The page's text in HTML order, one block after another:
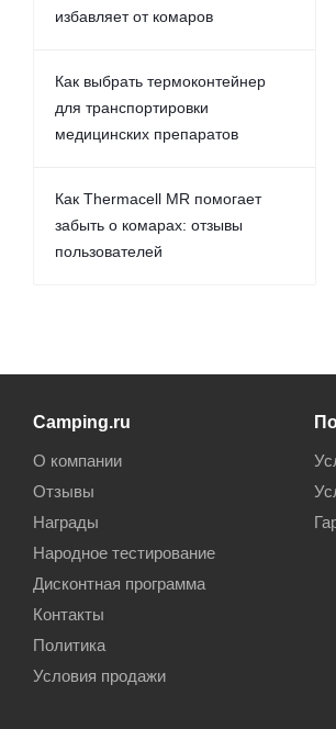
избавляет от комаров
Как выбрать термоконтейнер
для транспортировки
медицинских препаратов
Как Thermacell MR помогает
забыть о комарах: отзывы
пользователей
Camping.ru
О компании
Отзывы
Награды
Народное тестирование
Дисконтная программа
Контакты
Политика
Условия продажи